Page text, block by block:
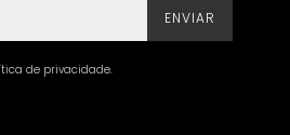
ENVIAR
de privacidade.